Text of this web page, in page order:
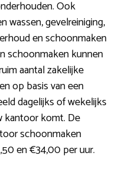
Ook
wassen, gevelreiniging,
en schoonmaken
schoonmaken kunnen
aantal zakelijke
op basis van een
dagelijks of wekelijks
kantoor komt. De
schoonmaken
en €34,00 per uur.